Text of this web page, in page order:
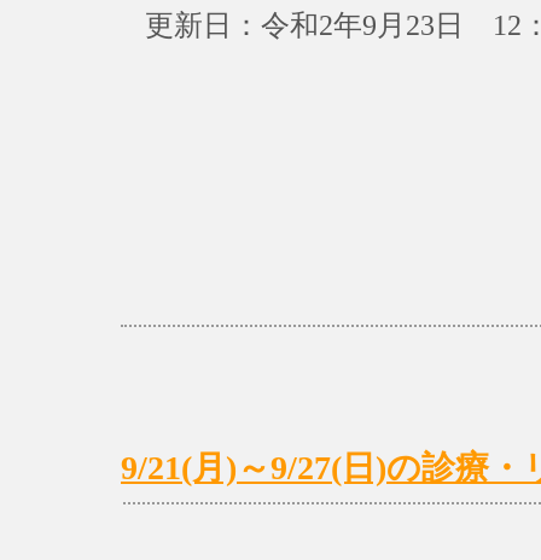
更新日：令和2年9月23日 12
9/21(月)～9/27(日)の診療